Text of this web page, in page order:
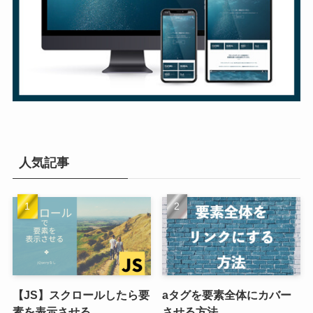
人気記事
【JS】スクロールしたら要
aタグを要素全体にカバー